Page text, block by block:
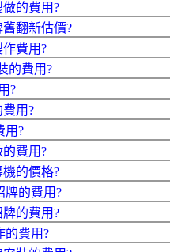
的費用?
翻新估價?
費用?
的費用?
?
用?
用?
費用?
的價格?
牌的費用?
的費用?
的費用?